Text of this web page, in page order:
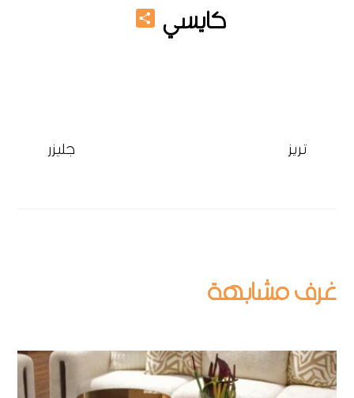
كايسي Share
ترابيزات مودرن
جليزر تريز